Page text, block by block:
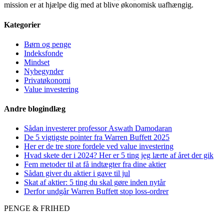
mission er at hjælpe dig med at blive økonomisk uafhængig.
Kategorier
Børn og penge
Indeksfonde
Mindset
Nybegynder
Privatøkonomi
Value investering
Andre blogindlæg
Sådan investerer professor Aswath Damodaran
De 5 vigtigste pointer fra Warren Buffett 2025
Her er de tre store fordele ved value investering
Hvad skete der i 2024? Her er 5 ting jeg lærte af året der gik
Fem metoder til at få indtægter fra dine aktier
Sådan giver du aktier i gave til jul
Skat af aktier: 5 ting du skal gøre inden nytår
Derfor undgår Warren Buffett stop loss-ordrer
PENGE & FRIHED